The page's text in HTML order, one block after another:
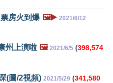
房火到爆 🖼️▶️ 2021/6/12
州上演啦 🖼️ 2021/6/5 (398,574
(圖/2視頻) 2021/5/29 (341,580